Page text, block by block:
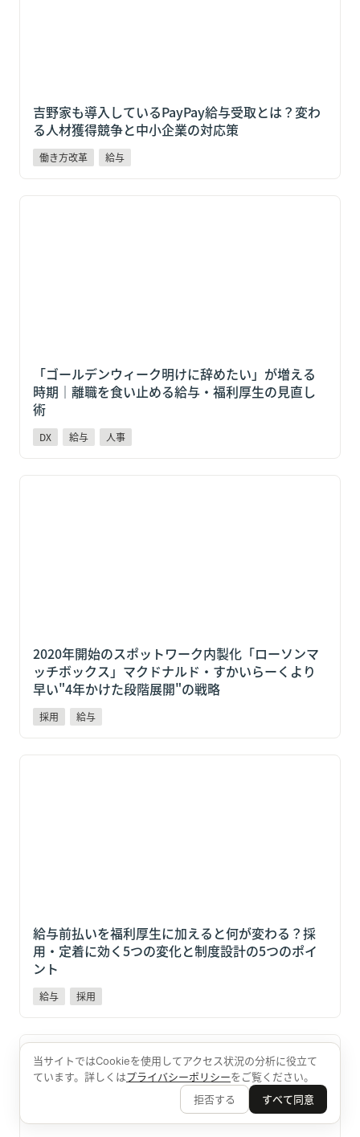
吉野家も導入しているPayPay給与受取とは？変わ
る人材獲得競争と中小企業の対応策
働き方改革 給与
「ゴールデンウィーク明けに辞めたい」が増える時期
「ゴールデンウィーク明けに辞めたい」が増える
時期｜離職を食い止める給与・福利厚生の見直し
術
DX 給与 人事
2020年開始のスポットワーク内製化「ローソンマッチ
2020年開始のスポットワーク内製化「ローソンマ
ッチボックス」マクドナルド・すかいらーくより
早い"4年かけた段階展開"の戦略
採用 給与
給与前払いを福利厚生に加えると何が変わる？採用・
給与前払いを福利厚生に加えると何が変わる？採
用・定着に効く5つの変化と制度設計の5つのポイ
ント
給与 採用
すかいらーく「スポットクルー」18ブランド2,600店で
始動！マクドナルドより約5ヶ月早く動いた"先駆者"に
学ぶ3つの戦略
当サイトではCookieを使用してアクセス状況の分析に役立て
ています。詳しくはプライバシーポリシーをご覧ください。
拒否する
すべて同意